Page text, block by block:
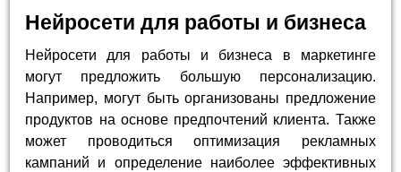
Нейросети для работы и бизнеса
Нейросети для работы и бизнеса в маркетинге
могут предложить большую персонализацию.
Например, могут быть организованы предложение
продуктов на основе предпочтений клиента. Также
может проводиться оптимизация рекламных
кампаний и определение наиболее эффективных